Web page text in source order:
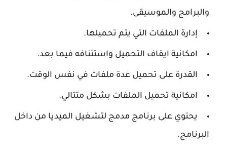
والبرامج والموسيقى.
إدارة الملفات التي يتم تحميلها.
امكانية ايقاف التحميل واستئنافه فيما بعد.
القدرة على تحميل عدة ملفات في نفس الوقت.
امكانية تحميل الملفات بشكل متتالي.
يحتوي على برنامج مدمج لتشغيل الميديا من داخل
البرنامج.